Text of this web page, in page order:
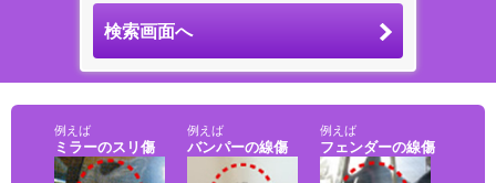
検索画面へ
例えば
ミラーのスリ傷
例えば
バンパーの線傷
例えば
フェンダーの線傷